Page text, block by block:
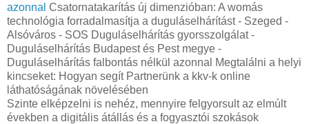
azonnal Csatornatakarítás új dimenzióban: A womás
technológia forradalmasítja a duguláselhárítást - Szeged -
Alsóváros - SOS Duguláselhárítás gyorsszolgálat -
Duguláselhárítás Budapest és Pest megye -
Duguláselhárítás falbontás nélkül azonnal Megtalálni a helyi
kincseket: Hogyan segít Partnerünk a kkv-k online
láthatóságának növelésében
Szinte elképzelni is nehéz, mennyire felgyorsult az elmúlt
években a digitális átállás és a fogyasztói szokások